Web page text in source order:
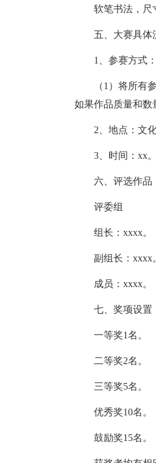
软笔书法，尺
五、大赛具体
1、参赛方式：
（1）将所有
如果作品质量和数
2、地点：文
3、时间：xx。
六、评选作品
评委组
组长：xxxx。
副组长：xxxx
成员：xxxx。
七、奖项设置
一等奖1名。
二等奖2名。
三等奖5名。
优秀奖10名。
鼓励奖15名。